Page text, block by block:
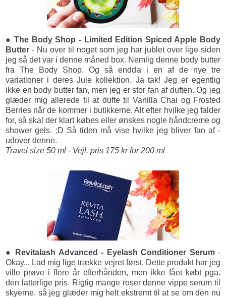
● The Body Shop - Limited Edition Spiced Apple Body
Butter - Nu over til noget som jeg har jublet over lige siden
jeg så det var i denne måned box. Nemlig denne body butter
fra The Body Shop. Og så endda i en af de nye tre
variationer i deres Jule kollektion. Ja tak! Jeg er egentlig
ikke en body butter fan, men jeg er stor fan af duften. Og jeg
glæder mig allerede til at dufte til Vanilla Chai og Frosted
Berries når de kommer i butikkerne. Alt efter hvilke jeg falder
for, så skal der klart købes eller ønskes nogle håndcreme og
shower gels. :D Så tiden må vise hvilke jeg bliver fan af -
udover denne.
Travel size 50 ml - Vejl. pris 175 kr for 200 ml
● Revitalash Advanced - Eyelash Conditioner Serum-
Okay... Lad mig lige trække vejret først. Dette produkt har jeg
ville prøve i flere år efterhånden, men ikke fået købt pga.
den latterlige pris. Rigtig mange roser denne vippe serum til
skyerne, så jeg glæder mig helt ekstremt til at se om den nu